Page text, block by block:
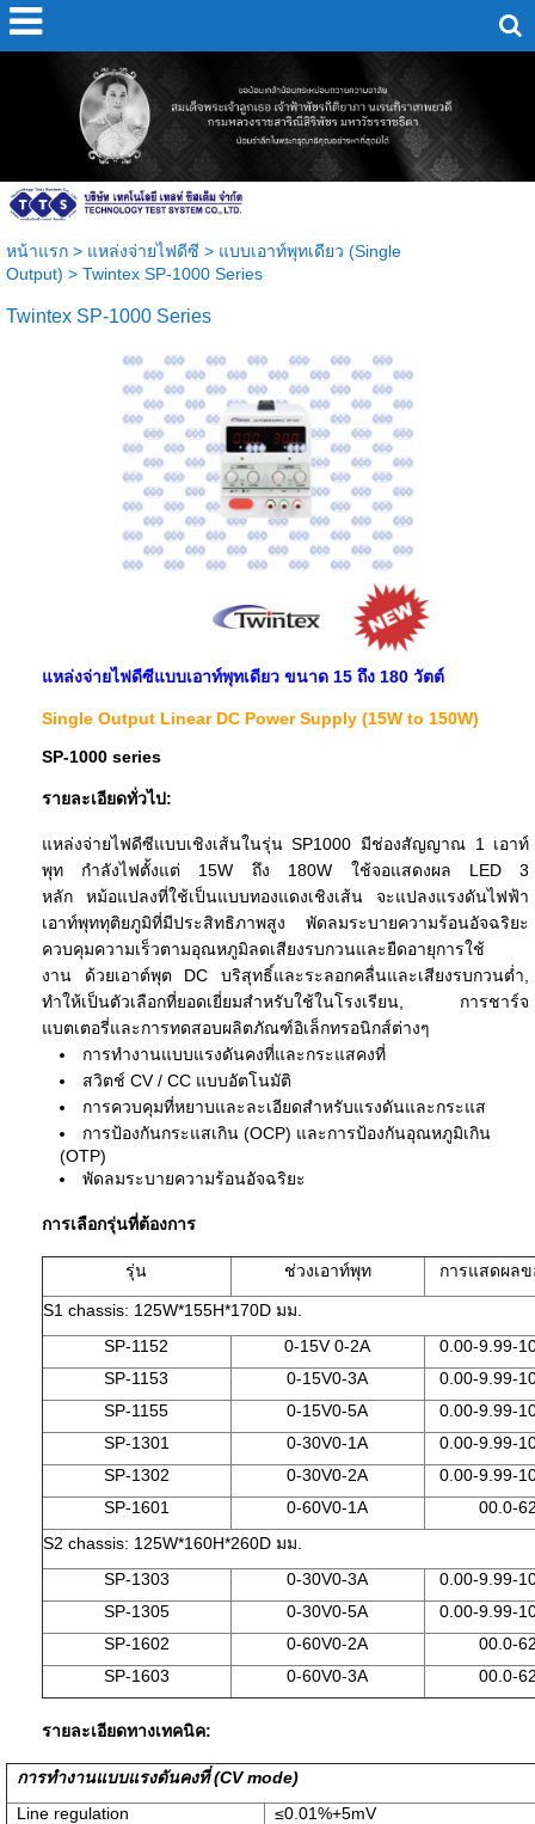
หน้าแรก> แหล่งจ่ายไฟดีซี > แบบเอาท์พุทเดียว (Single
Output) > Twintex SP-1000 Series
Twintex SP-1000 Series
แหล่งจ่ายไฟดีซีแบบเอาท์พุทเดียว ขนาด 15 ถึง 180 วัตต์
Single Output Linear DC Power Supply (15W to 150W)
SP-1000 series
รายละเอียดทั่วไป:
แหล่งจ่ายไฟดีซีแบบเชิงเส้นในรุ่น SP1000 มีช่องสัญญาณ 1 เอาท์
พุท กำลังไฟตั้งแต่ 15W ถึง 180W ใช้จอแสดงผล LED 3
หลัก หม้อแปลงที่ใช้เป็นแบบทองแดงเชิงเส้น จะแปลงแรงดันไฟฟ้า
เอาท์พุททุติยภูมิที่มีประสิทธิภาพสูงพัดลมระบายความร้อนอัจฉริยะ
ควบคุมความเร็วตามอุณหภูมิลดเสียงรบกวนและยืดอายุการใช้
งาน ด้วยเอาต์พุต DC บริสุทธิ์และระลอกคลื่นและเสียงรบกวนต่ำ,
ทำให้เป็นตัวเลือกที่ยอดเยี่ยมสำหรับใช้ในโรงเรียน, การชาร์จ
แบตเตอรี่และการทดสอบผลิตภัณฑ์อิเล็กทรอนิกส์ต่างๆ
การทำงานแบบแรงดันคงที่และกระแสคงที่
สวิตช์ CV / CC แบบอัตโนมัติ
การควบคุมที่หยาบและละเอียดสำหรับแรงดันและกระแส
การป้องกันกระแสเกิน (OCP) และการป้องกันอุณหภูมิเกิน
(OTP)
พัดลมระบายความร้อนอัจฉริยะ
การเลือกรุ่นที่ต้องการ
รุ่น ช่วงเอาท์พุท การแสดผล
S1 chassis: 125W*155H*170D มม.
SP-1152
0-15V 0-2A
0.00-9.99-
SP-1153
0-15V0-3A
0.00-9.99-
SP-1155
0-15V0-5A
0.00-9.99-
SP-1301
0-30V0-1A
0.00-9.99-
SP-1302
0-30V0-2A
0.00-9.99-
SP-1601
0-60V0-1A
00.0-
S2 chassis: 125W*160H*260D มม.
SP-1303
0-30V0-3A
0.00-9.99-
SP-1305
0-30V0-5A
0.00-9.99-
SP-1602
0-60V0-2A
00.0-
SP-1603
0-60V0-3A 00.0-
รายละเอียดทางเทคนิค:
การทำงานแบบแรงดันคงที่ (CV mode)
Line regulation
≤0.01%+5mV